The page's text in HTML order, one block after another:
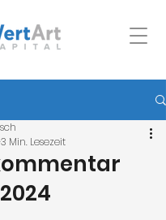
3 Min. Lesezeit